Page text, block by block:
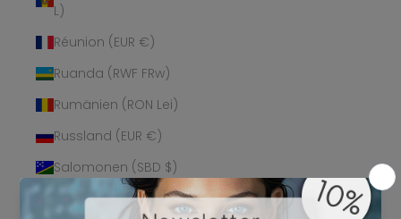
L)
Réunion (EUR €)
Ruanda (RWF FRw)
Rumänien (RON Lei)
Russland (EUR €)
Salomonen (SBD $)
Sambia (EUR €)